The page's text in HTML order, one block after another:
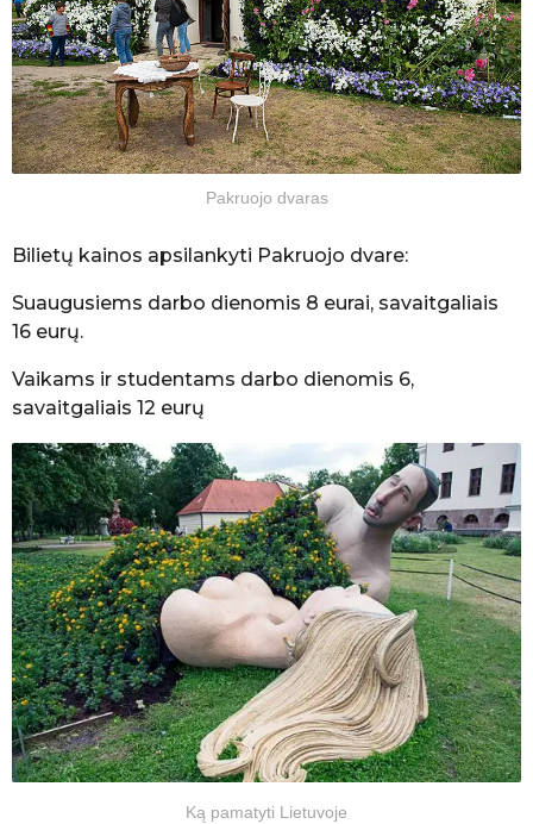
Pakruojo dvaras
Bilietų kainos apsilankyti Pakruojo dvare:
Suaugusiems darbo dienomis 8 eurai, savaitgaliais
16 eurų.
Vaikams ir studentams darbo dienomis 6,
savaitgaliais 12 eurų
Ką pamatyti Lietuvoje